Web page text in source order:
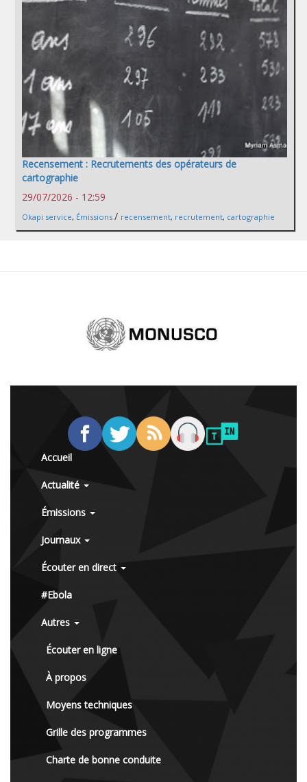
Recensement : Recrutements des opérateurs de
cartographie
29/07/2026 - 12:59
Okapi service, Émissions / recensement, recrutement, cartographie
Accueil
Actualité
Émissions
Journaux
Écouter en direct
#Ebola
Autres
Écouter en ligne
À propos
Moyens techniques
Grille des programmes
Charte de bonne conduite